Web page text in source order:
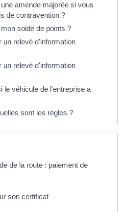
amende majorée si vous
de contravention ?
solde de points ?
un relevé d'information
un relevé d'information
le véhicule de l'entreprise a
sont les règles ?
de la route : paiement de
son certificat